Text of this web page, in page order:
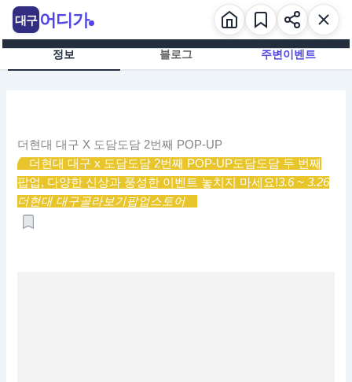
츠
정보 블로그 주변이벤트
더현대 대구 X 도담도담 2번째 POP-UP
더현대 대구 x 도담도담 2번째 POP-UP도담도담 두 번째
팝업, 다양한 신상과 풍성한 이벤트 놓치지 마세요!3.6 ~ 3.26
더현대 대구골라보기팝업스토어
대구 어디가